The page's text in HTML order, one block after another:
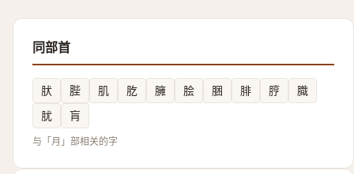
同部首
肰 䏶 肌 肐 臃 脍 㬷 腓 脝
膱
肬
肓
与「月」部相关的字